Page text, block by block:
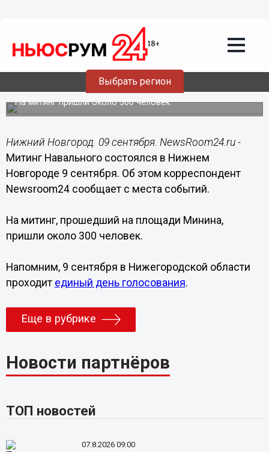
Выбрать регион
09.09.201815:56
Митинг Навального состоялся в
Нижнем Новгороде 9 сентября
На митинг пришли около 300 человек.
Нижний Новгород. 09 сентября. NewsRoom24.ru -
Митинг Навального состоялся в Нижнем
Новгороде 9 сентября. Об этом корреспондент
Newsroom24 сообщает с места событий.
На митинг, прошедший на площади Минина,
пришли около 300 человек.
Напомним, 9 сентября в Нижегородской области
проходит единый день голосования.
Еще в рубрике
Новости партнёров
ТОП новостей
07.8.2026 09:00